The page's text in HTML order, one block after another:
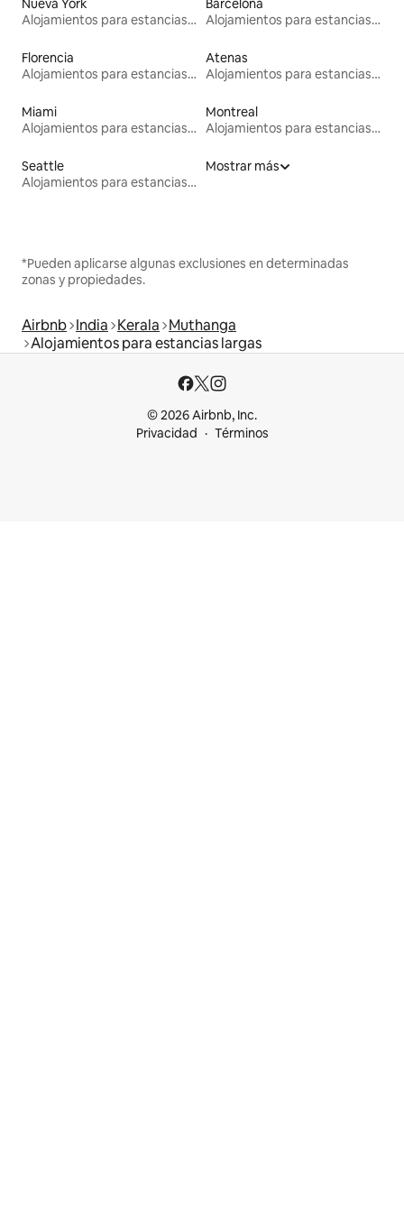
Nueva York
Alojamientos para estancias largas
Barcelona
Alojamientos para estancias largas
Florencia
Alojamientos para estancias largas
Atenas
Alojamientos para estancias largas
Miami
Alojamientos para estancias largas
Montreal
Alojamientos para estancias largas
Seattle
Alojamientos para estancias largas
Mostrar más
*Pueden aplicarse algunas exclusiones en determinadas
zonas y propiedades.
Airbnb India Kerala Muthanga
Alojamientos para estancias largas
© 2026 Airbnb, Inc.
Privacidad
Términos